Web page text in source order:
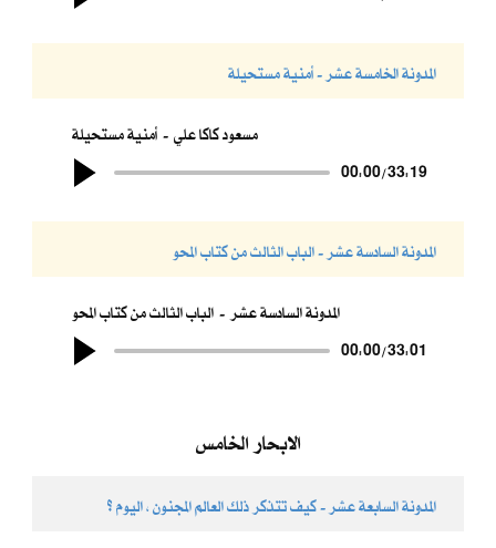
المدونة الخامسة عشر - أمنية مستحيلة
أمنية مستحيلة مسعود كاكا علي
00:00/33:19
المدونة السادسة عشر - الباب الثالث من كتاب المحو
الباب الثالث من كتاب المحو المدونة السادسة عشر
00:00/33:01
الابحار الخامس
المدونة السابعة عشر - كيف تتذكر ذلك العالم المجنون ، اليوم ؟